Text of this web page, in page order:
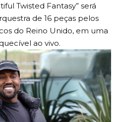
Twisted Fantasy” será
de 16 peças pelos
do Reino Unido, em uma
ao vivo.